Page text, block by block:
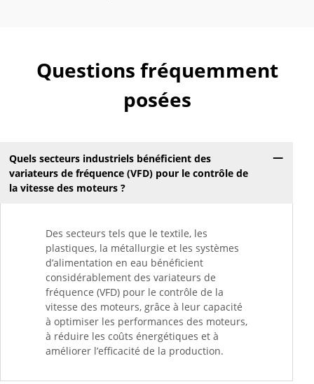
Questions fréquemment
posées
Quels secteurs industriels bénéficient des
variateurs de fréquence (VFD) pour le contrôle de
la vitesse des moteurs ?
Des secteurs tels que le textile, les
plastiques, la métallurgie et les systèmes
d’alimentation en eau bénéficient
considérablement des variateurs de
fréquence (VFD) pour le contrôle de la
vitesse des moteurs, grâce à leur capacité
à optimiser les performances des moteurs,
à réduire les coûts énergétiques et à
améliorer l’efficacité de la production.